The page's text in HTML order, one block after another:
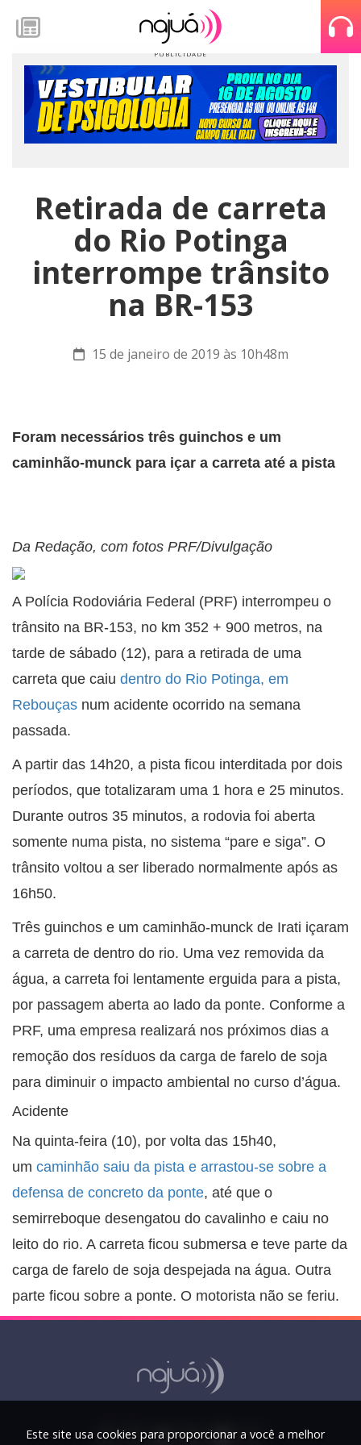
Retirada de carreta
do Rio Potinga
interrompe trânsito
na BR-153
15 de janeiro de 2019 às 10h48m
Foram necessários três guinchos e um
caminhão-munck para içar a carreta até a pista
Da Redação, com fotos PRF/Divulgação
A Polícia Rodoviária Federal (PRF) interrompeu o
trânsito na BR-153, no km 352 + 900 metros, na
tarde de sábado (12), para a retirada de uma
carreta que caiu dentro do Rio Potinga, em
Rebouças num acidente ocorrido na semana
passada.
A partir das 14h20, a pista ficou interditada por dois
períodos, que totalizaram uma 1 hora e 25 minutos.
Durante outros 35 minutos, a rodovia foi aberta
somente numa pista, no sistema “pare e siga”. O
trânsito voltou a ser liberado normalmente após as
16h50.
Três guinchos e um caminhão-munck de Irati içaram
a carreta de dentro do rio. Uma vez removida da
água, a carreta foi lentamente erguida para a pista,
por passagem aberta ao lado da ponte. Conforme a
PRF, uma empresa realizará nos próximos dias a
remoção dos resíduos da carga de farelo de soja
para diminuir o impacto ambiental no curso d’água.
Acidente
Na quinta-feira (10), por volta das 15h40,
um caminhão saiu da pista e arrastou-se sobre a
defensa de concreto da ponte, até que o
semirreboque desengatou do cavalinho e caiu no
leito do rio. A carreta ficou submersa e teve parte da
carga de farelo de soja despejada na água. Outra
parte ficou sobre a ponte. O motorista não se feriu.
Este site usa cookies para proporcionar a você a melhor